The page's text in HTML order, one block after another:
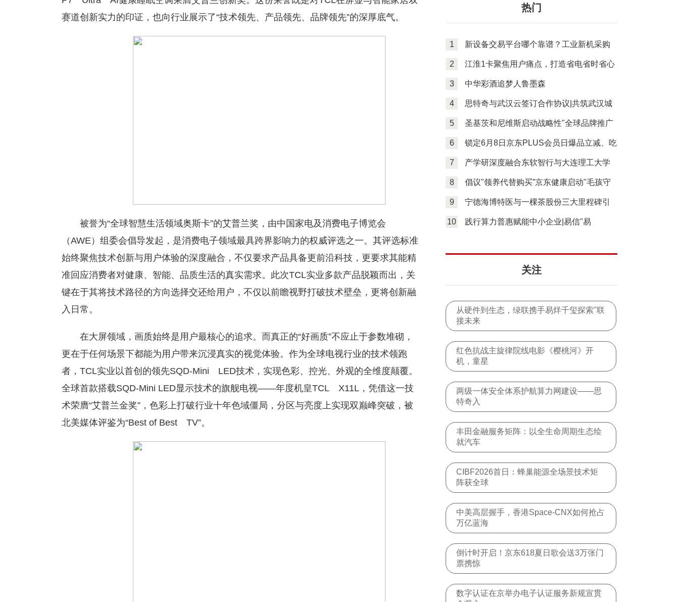
赛道创新实力的印证，也向行业展示了“技术领先、产品领先、品牌领先”的深厚底气。
被誉为“全球智慧生活领域奥斯卡”的艾普兰奖，由中国家电及消费电子博览会
（AWE）组委会倡导发起，是消费电子领域最具跨界影响力的权威评选之一。其评选标准
始终聚焦技术创新与用户体验的深度融合，不仅要求产品具备更前沿科技，更要求其能精
准回应消费者对健康、智能、品质生活的真实需求。此次TCL实业多款产品脱颖而出，关
键在于其将技术路径的方向选择交还给用户，不仅以前瞻视野打破技术壁垒，更将创新融
入日常。
在大屏领域，画质始终是用户最核心的追求。而真正的“好画质”不应止于参数堆砌，
更在于任何场景下都能为用户带来沉浸真实的视觉体验。作为全球电视行业的技术领跑
者，TCL实业以首创的领先SQD-Mini LED技术，实现色彩、控光、外观的全维度颠覆。
全球首款搭载SQD-Mini LED显示技术的旗舰电视——年度机皇TCL X11L，凭借这一技
术荣膺“艾普兰金奖”，色彩上打破行业十年色域僵局，分区与亮度上实现双巅峰突破，被
北美媒体评鉴为“Best of Best TV”。
热门
1
新设备交易平台哪个靠谱？工业新机采购
2
江淮1卡聚焦用户痛点，打造省电省时省心
3
中华彩酒追梦人鲁墨森
4
思特奇与武汉云签订合作协议|共筑武汉城
5
圣基茨和尼维斯启动战略性"全球品牌推广
6
锁定6月8日京东PLUS会员日爆品立减、吃
7
产学研深度融合东软智行与大连理工大学
8
倡议"领养代替购买”京东健康启动"毛孩守
9
宁德海博特医与一棵茶股份三大里程碑引
10
践行算力普惠赋能中小企业|易信"易
关注
从硬件到生态，绿联携手易烊千玺探索"联
接未来
红色抗战主旋律院线电影《樱桃河》开
机，童星
两级一体安全体系护航算力网建设——思
特奇入
丰田金融服务矩阵：以全生命周期生态绘
就汽车
CIBF2026首日：蜂巢能源全场景技术矩
阵获全球
中美高层握手，香港Space-CNX如何抢占
万亿蓝海
倒计时开启！京东618夏日歌会送3万张门
票携惊
数字认证在京举办电子认证服务新规宣贯